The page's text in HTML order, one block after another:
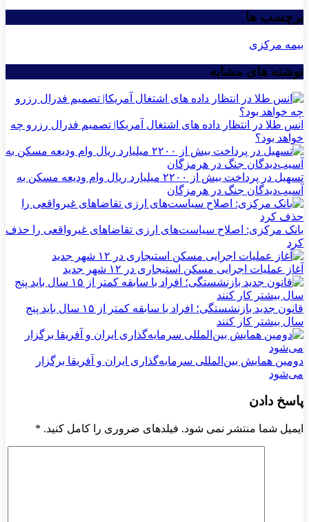
برچسب ها
بیمه مرکزی
نوشته های مشابه
انس طلا در انتظار داده های اشتغال آمریکا| تصمیم فدرال رزرو چه
خواهد بود؟
تسهیل در پرداخت بیش از ۲۲۰۰ میلیارد ریال وام ودیعه مسکن به
آسیب‌دیدگان جنگ در هرمزگان
بانک مرکزی: اصلاح سیاست‌های ارزی تقاضاهای غیرواقعی را حذف
کرد
آغاز عملیات اجرایی مسکن استیجاری در ۱۲ شهر جدید
قانون جدید بازنشستگی؛ افراد با سابقه کمتر از ۱۵ سال باید پنج
سال بیشتر کار کنند
دومین همایش بین‌المللی سرمایه‌گذاری ایران و آفریقا برگزار
می‌شود
پاسخ دادن
ایمیل شما منتشر نمی شود. فیلدهای ضروری را کامل کنید. *